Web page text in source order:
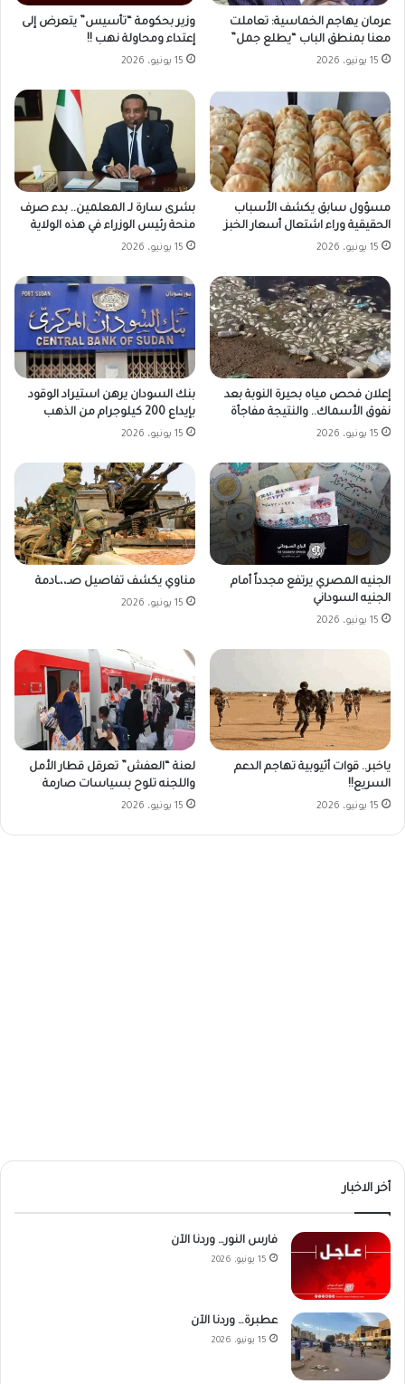
عرمان يهاجم الخماسية: تعاملت
معنا بمنطق الباب “يطلع جمل”
15 يونيو، 2026
وزير بحكومة “تأسيس” يتعرض إلى
إعتداء ومحاولة نهب !!
15 يونيو، 2026
مسؤول سابق يكشف الأسباب
الحقيقية وراء اشتعال أسعار الخبز
15 يونيو، 2026
بشرى سارة لـ المعلمين.. بدء صرف
منحة رئيس الوزراء في هذه الولاية
15 يونيو، 2026
إعلان فحص مياه بحيرة النوبة بعد
نفوق الأسماك.. والنتيجة مفاجأة
15 يونيو، 2026
بنك السودان يرهن استيراد الوقود
بإيداع 200 كيلوجرام من الذهب
15 يونيو، 2026
الجنيه المصري يرتفع مجدداً أمام
الجنيه السوداني
15 يونيو، 2026
مناوي يكشف تفاصيل صـ،،ـادمة
15 يونيو، 2026
ياخبر.. قوات أثيوبية تهاجم الدعم
السريع!!
15 يونيو، 2026
لعنة “العفش” تعرقل قطار الأمل
واللجنه تلوح بسياسات صارمة
15 يونيو، 2026
أخر الاخبار
فارس النور… وردنا الآن
15 يونيو، 2026
عطبرة… وردنا الآن
15 يونيو، 2026